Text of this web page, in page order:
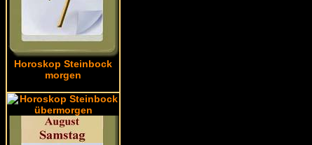
Horoskop Steinbock
morgen